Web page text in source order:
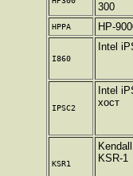
300
HPPA HP-
I860
Intel
IPSC2
Intel
хост
KSR1
KSR-1